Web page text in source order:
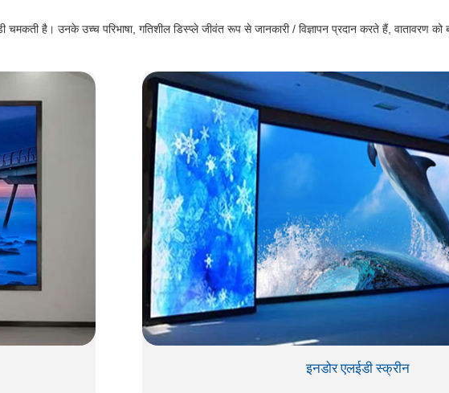
चमकती है। उनके उच्च परिभाषा, गतिशील डिस्प्ले जीवंत रूप से जानकारी / विज्ञापन प्रदान करते हैं, वातावरण
इनडोर एलईडी स्क्रीन